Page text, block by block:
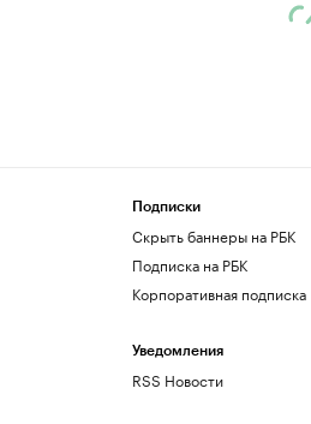
Подписки
Скрыть баннеры на РБК
Подписка на РБК
Корпоративная подписка
Уведомления
RSS Новости